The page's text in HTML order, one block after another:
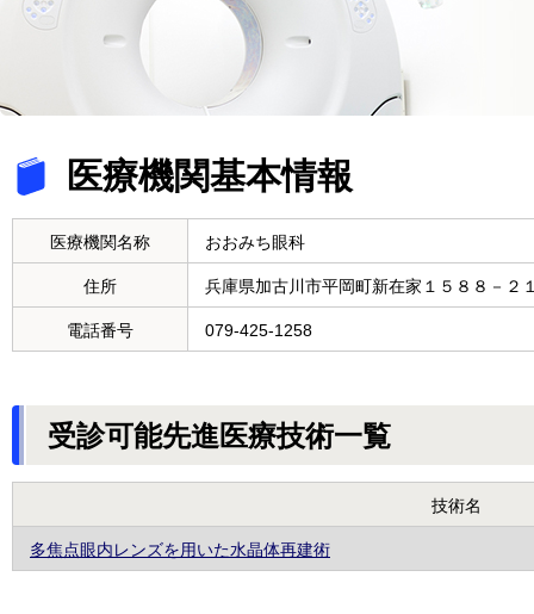
医療機関基本情報
医療機関名称 おおみち眼科
住所 兵庫県加古川市平岡町新在家１５８８－
電話番号 079-425-1258
受診可能先進医療技術一覧
技術名
多焦点眼内レンズを用いた水晶体再建術